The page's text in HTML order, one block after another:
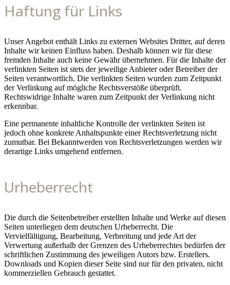
Haftung für Links
Unser Angebot enthält Links zu externen Websites Dritter, auf deren
Inhalte wir keinen Einfluss haben. Deshalb können wir für diese
fremden Inhalte auch keine Gewähr übernehmen. Für die Inhalte der
verlinkten Seiten ist stets der jeweilige Anbieter oder Betreiber der
Seiten verantwortlich. Die verlinkten Seiten wurden zum Zeitpunkt
der Verlinkung auf mögliche Rechtsverstöße überprüft.
Rechtswidrige Inhalte waren zum Zeitpunkt der Verlinkung nicht
erkennbar.
Eine permanente inhaltliche Kontrolle der verlinkten Seiten ist
jedoch ohne konkrete Anhaltspunkte einer Rechtsverletzung nicht
zumutbar. Bei Bekanntwerden von Rechtsverletzungen werden wir
derartige Links umgehend entfernen.
Urheberrecht
Die durch die Seitenbetreiber erstellten Inhalte und Werke auf diesen
Seiten unterliegen dem deutschen Urheberrecht. Die
Vervielfältigung, Bearbeitung, Verbreitung und jede Art der
Verwertung außerhalb der Grenzen des Urheberrechtes bedürfen der
schriftlichen Zustimmung des jeweiligen Autors bzw. Erstellers.
Downloads und Kopien dieser Seite sind nur für den privaten, nicht
kommerziellen Gebrauch gestattet.